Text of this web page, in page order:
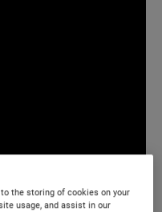
to the storing of cookies on your
usage, and assist in our